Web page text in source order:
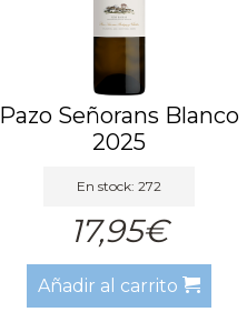
Pazo Señorans Blanco
2025
En stock: 272
17,95€
Añadir al carrito